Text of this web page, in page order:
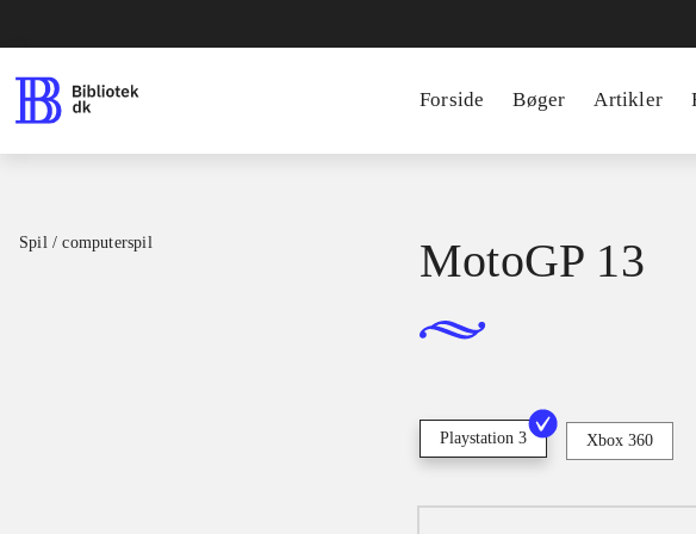
Forside Bøger Artikler
Spil / computerspil MotoGP 13
Playstation 3 Xbox 360